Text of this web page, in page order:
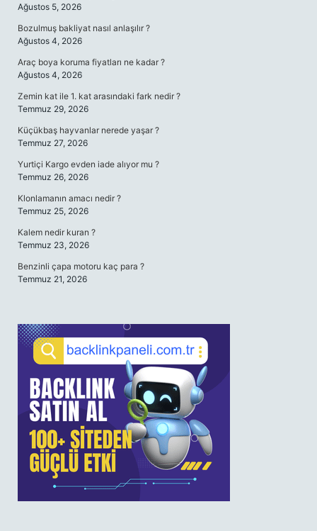
Ağustos 5, 2026
Bozulmuş bakliyat nasıl anlaşılır ?
Ağustos 4, 2026
Araç boya koruma fiyatları ne kadar ?
Ağustos 4, 2026
Zemin kat ile 1. kat arasındaki fark nedir ?
Temmuz 29, 2026
Küçükbaş hayvanlar nerede yaşar ?
Temmuz 27, 2026
Yurtiçi Kargo evden iade alıyor mu ?
Temmuz 26, 2026
Klonlamanın amacı nedir ?
Temmuz 25, 2026
Kalem nedir kuran ?
Temmuz 23, 2026
Benzinli çapa motoru kaç para ?
Temmuz 21, 2026